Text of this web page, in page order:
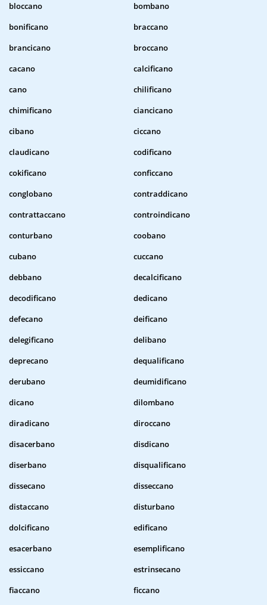
bloccano
bombano
bonificano
braccano
brancicano
broccano
cacano
calcificano
cano
chilificano
chimificano
ciancicano
cibano
ciccano
claudicano
codificano
cokificano
conficcano
conglobano
contraddicano
contrattaccano
controindicano
conturbano
coobano
cubano
cuccano
debbano
decalcificano
decodificano
dedicano
defecano
deificano
delegificano
delibano
deprecano
dequalificano
derubano
deumidificano
dicano
dilombano
diradicano
diroccano
disacerbano
disdicano
diserbano
disqualificano
dissecano
disseccano
distaccano
disturbano
dolcificano
edificano
esacerbano
esemplificano
essiccano
estrinsecano
fiaccano
ficcano